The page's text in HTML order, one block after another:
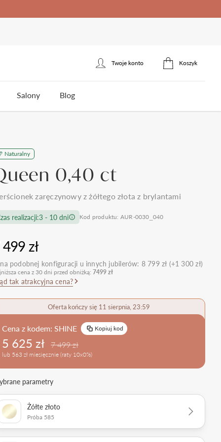
Twoje konto Koszyk
jednokamieniowe
trójkamieniowe
organiczny
klasyczne
obrączkowe
dostawki
Zobacz wszystkie >
do 2000zł
do 5000zł
>
nowoczesne
nietypowe
Obrączki Ślubne
Sprawdź bestsellery
Zobacz trendy
zaręczynowy
Kontakt
Salony Blog
wesela i ślubu Polecane produkty
Naturalny
0,40 ct
zaręczynowy z żółtego złota z brylantami
realizacji:3 - 10 dni Kod produktu: AUR-0030_040
zł
podobnej konfiguracji u innych jubilerów: 8 799 zł (+1 300 zł)
cena z 30 dni przed obniżką: 7499 zł
tak atrakcyjna cena?
Oferta kończy się 11 sierpnia, 23:59
Cena z kodem: SHINE Kopiuj kod
5 625 zł 7 499 zł
lub 563 zł miesięcznie (raty 10x0%)
parametry
Żółte złoto
Próba 585